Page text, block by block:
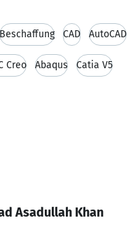
Beschaffung CAD AutoCAD
Creo Abaqus Catia V5
Asadullah Khan